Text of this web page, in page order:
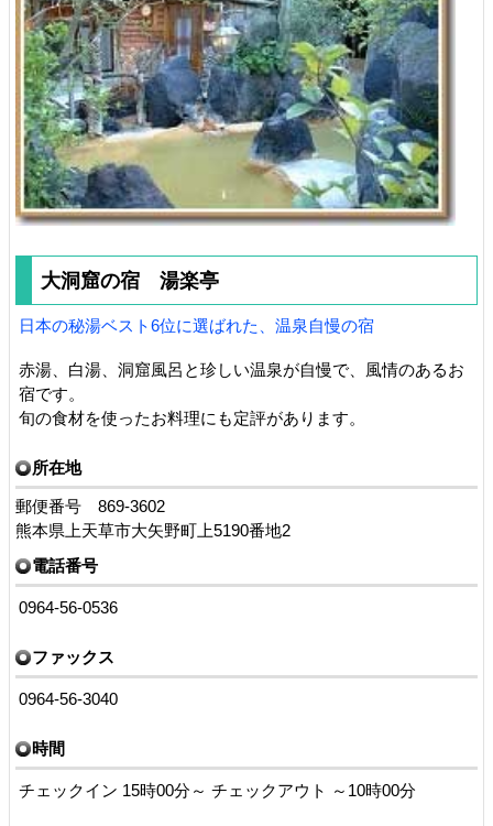
大洞窟の宿 湯楽亭
日本の秘湯ベスト6位に選ばれた、温泉自慢の宿
赤湯、白湯、洞窟風呂と珍しい温泉が自慢で、風情のあるお
宿です。
旬の食材を使ったお料理にも定評があります。
所在地
郵便番号 869-3602
熊本県上天草市大矢野町上5190番地2
電話番号
0964-56-0536
ファックス
0964-56-3040
時間
チェックイン 15時00分～ チェックアウト ～10時00分